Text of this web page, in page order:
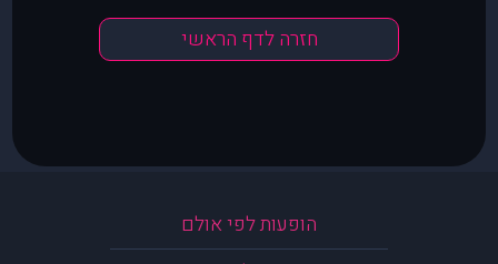
חזרה לדף הראשי
הופעות לפי אולם